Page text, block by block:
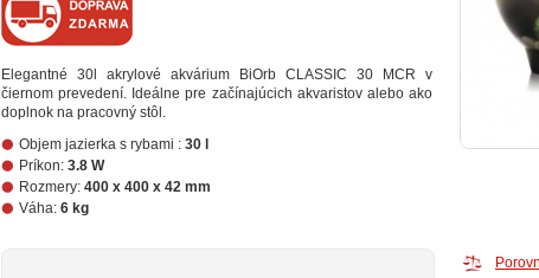
Elegantné 30l akrylové akvárium BiOrb CLASSIC 30 MCR v
čiernom prevedení. Ideálne pre začínajúcich akvaristov alebo ako
doplnok na pracovný stôl.
Objem jazierka s rybami : 30 l
Príkon: 3.8 W
Rozmery: 400 x 400 x 42 mm
Váha: 6 kg